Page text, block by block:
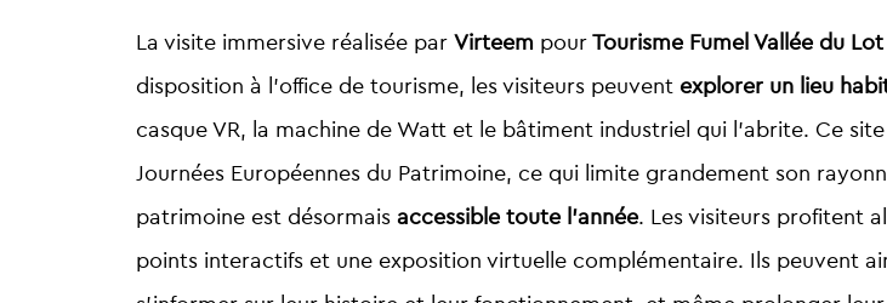
La visite immersive réalisée par Virteem pourTourisme Fumel Vallée du Lot
disposition à l’office de tourisme, les visiteurs peuvent explorer un lieu
casque VR, la machine de Watt et le bâtiment industriel qui l’abrite. Ce
Journées Européennes du Patrimoine, ce qui limite grandement son
patrimoine est désormais accessible toute l’année. Les visiteurs profitent
points interactifs et une exposition virtuelle complémentaire. Ils peuvent